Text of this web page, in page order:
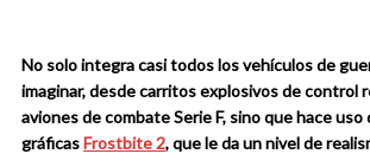
No solo integra casi todos los vehículos de
imaginar, desde carritos explosivos de control
aviones de combate Serie F, sino que hace
gráficasFrostbite 2, que le da un nivel de